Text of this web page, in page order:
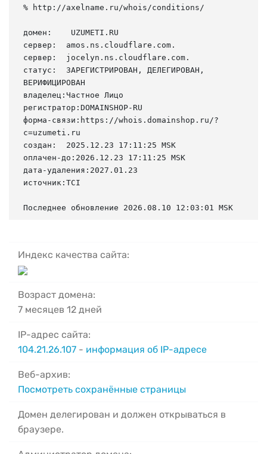
% http://axelname.ru/whois/conditions/
домен:    UZUMETI.RU
сервер:  amos.ns.cloudflare.com.
сервер:  jocelyn.ns.cloudflare.com.
статус:  ЗАРЕГИСТРИРОВАН, ДЕЛЕГИРОВАН,
ВЕРИФИЦИРОВАН
владелец:Частное Лицо
регистратор:DOMAINSHOP-RU
форма-связи:https://whois.domainshop.ru/?
c=uzumeti.ru
создан:  2025.12.23 17:11:25 MSK
оплачен-до:2026.12.23 17:11:25 MSK
дата-удаления:2027.01.23
источник:TCI
Последнее обновление 2026.08.10 12:03:01 MSK
Индекс качества сайта:
Возраст домена:
7 месяцев 12 дней
IP-адрес сайта:
104.21.26.107 - информация об IP-адресе
Веб-архив:
Посмотреть сохранённые страницы
Домен делегирован и должен открываться в
браузере.